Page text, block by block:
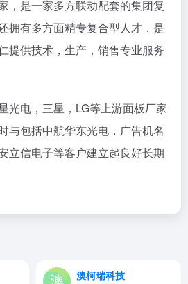
，是一家多方联动配套的集团复
拥有多方面精专复合型人才，是
提供技术，生产，销售专业服务
光电，三星，LG等上游面板厂家
与包括中航华东光电，广告机名
立信电子等客户建立起良好长期
澳柯瑞科技